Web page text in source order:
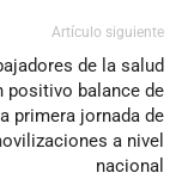
Artículo siguiente
de la salud
positivo balance de
la primera jornada de
a nivel
nacional